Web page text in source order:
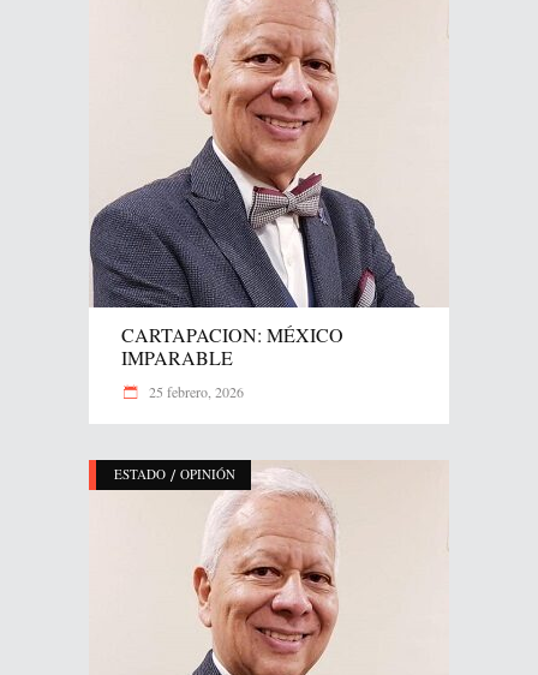
CARTAPACION: MÉXICO
IMPARABLE
25 febrero, 2026
ESTADO / OPINIÓN